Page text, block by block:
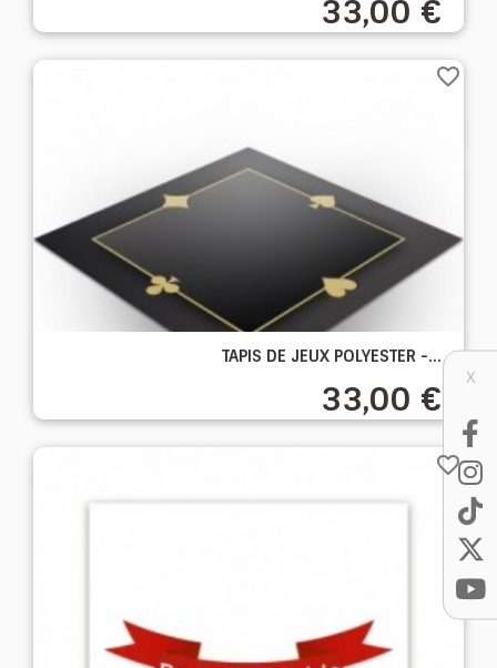
33,00 €
TAPIS DE JEUX POLYESTER -...
33,00 €
favorite_border
favorite_border
X